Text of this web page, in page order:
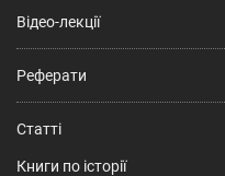
Відео-лекції
Реферати
Статті
Книги по історії